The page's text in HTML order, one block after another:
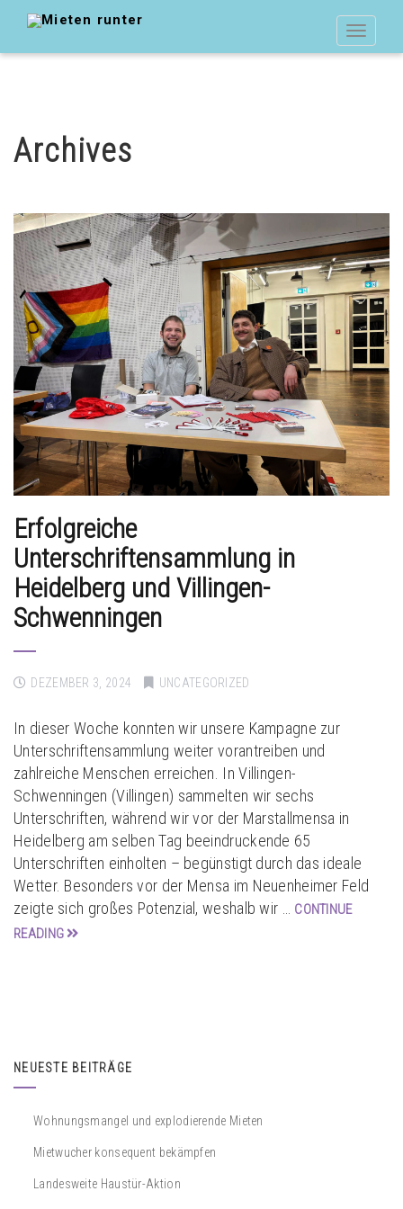
Toggle
Archives
Erfolgreiche
Unterschriftensammlung in
Heidelberg und Villingen-
Schwenningen
DEZEMBER 3, 2024 UNCATEGORIZED
In dieser Woche konnten wir unsere Kampagne zur
Unterschriftensammlung weiter vorantreiben und
zahlreiche Menschen erreichen. In Villingen-
Schwenningen (Villingen) sammelten wir sechs
Unterschriften, während wir vor der Marstallmensa in
Heidelberg am selben Tag beeindruckende 65
Unterschriften einholten – begünstigt durch das ideale
Wetter. Besonders vor der Mensa im Neuenheimer Feld
zeigte sich großes Potenzial, weshalb wir …
CONTINUE
READING
NEUESTE BEITRÄGE
Wohnungsmangel und explodierende Mieten
Mietwucher konsequent bekämpfen
Landesweite Haustür-Aktion